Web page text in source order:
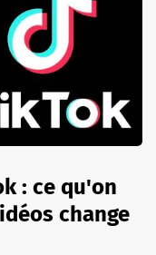
: ce qu'on
change